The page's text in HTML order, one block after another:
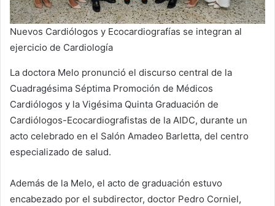
Nuevos Cardiólogos y Ecocardiografías se integran al
ejercicio de Cardiología
La doctora Melo pronunció el discurso central de la
Cuadragésima Séptima Promoción de Médicos
Cardiólogos y la Vigésima Quinta Graduación de
Cardiólogos-Ecocardiografistas de la AIDC, durante un
acto celebrado en el Salón Amadeo Barletta, del centro
especializado de salud.
Además de la Melo, el acto de graduación estuvo
encabezado por el subdirector, doctor Pedro Corniel,